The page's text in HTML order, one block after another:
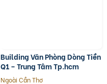
Building Văn Phòng Dòng Tiền
Q1 – Trung Tâm Tp.hcm
Ngoài Cần Thơ